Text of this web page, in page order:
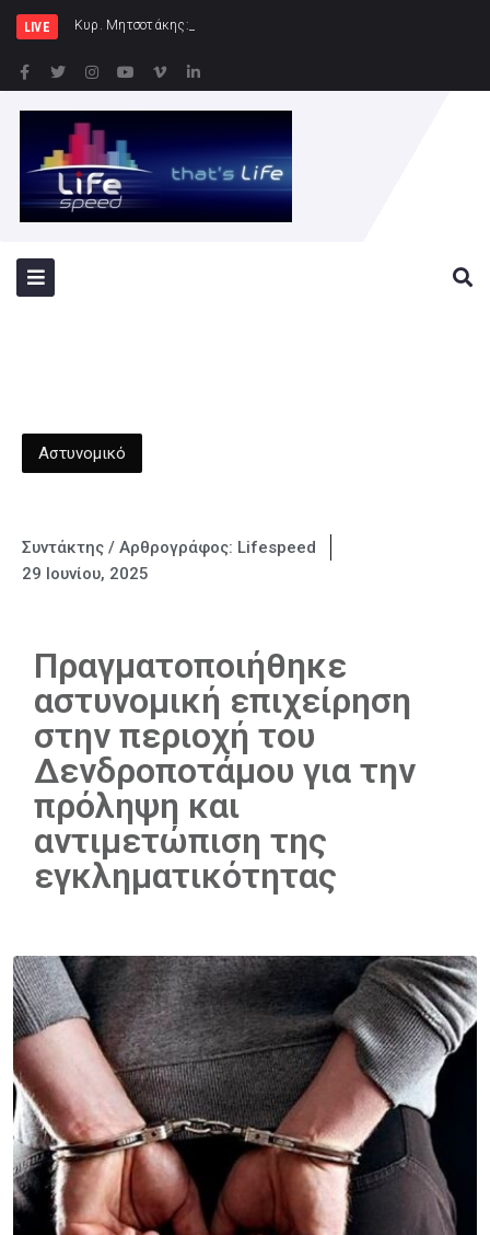
LIVE Κυρ. Μητσοτάκης: Η χώρα δεν μπορεί να
Αστυνομικό
Συντάκτης / Αρθρογράφος: Lifespeed
29 Ιουνίου, 2025
Πραγματοποιήθηκε
αστυνομική επιχείρηση
στην περιοχή του
Δενδροποτάμου για την
πρόληψη και
αντιμετώπιση της
εγκληματικότητας